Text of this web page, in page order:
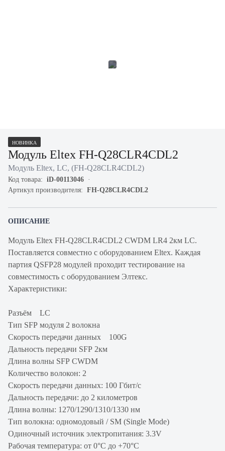
НОВИНКА
Модуль Eltex FH-Q28CLR4CDL2
Модуль Eltex, LC, (FH-Q28CLR4CDL2)
Код товара: iD-00113046
Артикул производителя: FH-Q28CLR4CDL2
ОПИСАНИЕ
Модуль Eltex FH-Q28CLR4CDL2 CWDM LR4 2км LC.
Поставляется совместно с оборудованием Eltex. Каждая
партия QSFP28 модулей проходит тестирование на
совместимость с оборудованием Элтекс.
Характеристики:
Разъём LC
Тип SFP модуля 2 волокна
Скорость передачи данных 100G
Дальность передачи SFP 2км
Длина волны SFP CWDM
Количество волокон: 2
Скорость передачи данных: 100 Гбит/с
Дальность передачи: до 2 километров
Длина волны: 1270/1290/1310/1330 нм
Тип волокна: одномодовый / SM (Single Mode)
Одиночный источник электропитания: 3.3V
Рабочая температура: от 0°C до +70°C